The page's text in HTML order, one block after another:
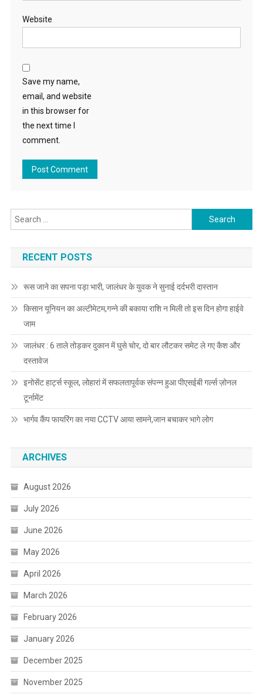
Website
Save my name,
email, and website
in this browser for
the next time I
comment.
Search for:
RECENT POSTS
रूस जाने का सपना पड़ा भारी, जालंधर के युवक ने सुनाई दर्दभरी दास्तान
किसान यूनियन का अल्टीमेटम,गन्ने की बकाया राशि न मिली तो इस दिन होगा हाईवे
जाम
जालंधर : 6 ताले तोड़कर दुकान में घुसे चोर, दो बार लौटकर समेट ले गए कैश और
दस्तावेज
इनोसेंट हार्ट्स स्कूल, लोहारां में सफलतापूर्वक संपन्न हुआ पीएसईबी गर्ल्स ज़ोनल
टूर्नामेंट
भार्गव कैंप फायरिंग का नया CCTV आया सामने,जान बचाकर भागे लोग
ARCHIVES
August 2026
July 2026
June 2026
May 2026
April 2026
March 2026
February 2026
January 2026
December 2025
November 2025